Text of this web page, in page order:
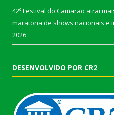
42º Festival do Camarão atrai
maratona de shows nacionais e
2026
DESENVOLVIDO POR CR2